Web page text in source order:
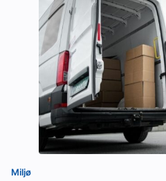
Miljø